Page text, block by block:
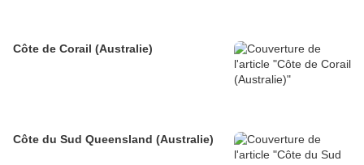
Côte de Corail (Australie)
Côte du Sud Queensland (Australie)